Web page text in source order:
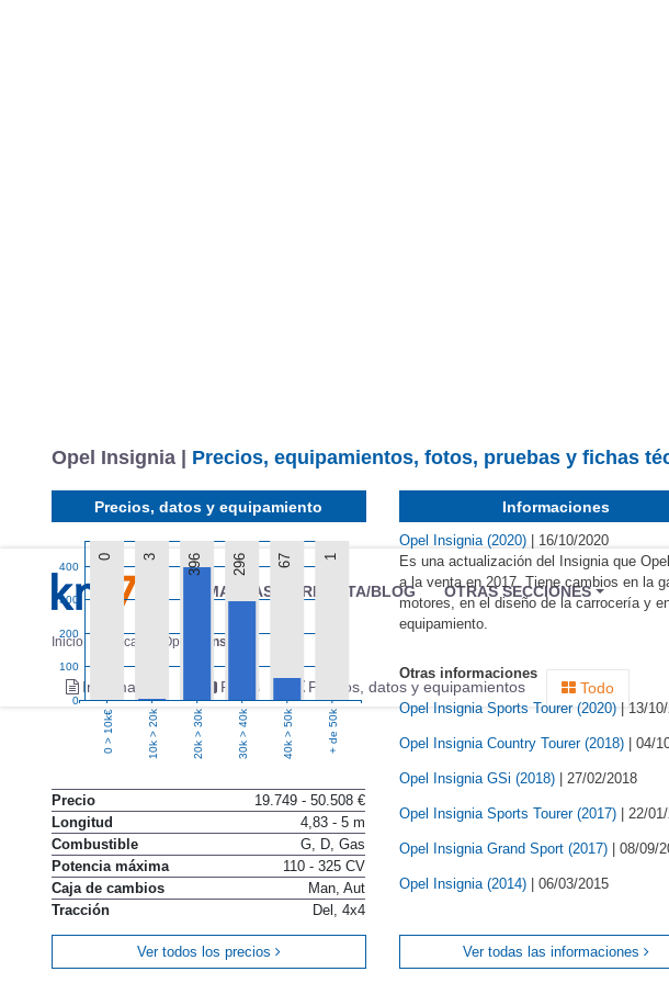
MARCAS REVISTA/BLOG OTRAS SECCIONES
Inicio Marcas Opel Insignia
Información Fotos Precios, datos y equipamientos Todo
Opel Insignia | Precios, equipamientos, fotos, pruebas y fichas
Precios, datos y equipamiento
0
100
200
300
400
0 3 396 296 67 1
0 > 10k€ 10k > 20k 20k > 30k 30k > 40k 40k > 50k + de 50k
Precio
19.749 - 50.508 €
Longitud
4,83 - 5 m
Combustible
G, D, Gas
Potencia máxima
110 - 325 CV
Caja de cambios
Man, Aut
Tracción
Del, 4x4
Ver todos los precios
Informaciones
Opel Insignia (2020) | 16/10/2020
Es una actualización del Insignia que
a la venta en 2017. Tiene cambios en la
motores, en el diseño de la carrocería y
equipamiento.
Otras informaciones
Opel Insignia Sports Tourer (2020) | 13/
Opel Insignia Country Tourer (2018) | 04/
Opel Insignia GSi (2018) | 27/02/2018
Opel Insignia Sports Tourer (2017) | 22/
Opel Insignia Grand Sport (2017) | 08/09/
Opel Insignia (2014) | 06/03/2015
Ver todas las informaciones